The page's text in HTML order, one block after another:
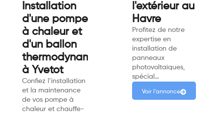
Installation
d'une pompe
à chaleur et
d'un ballon
thermodynamique
à Yvetot
Confiez l’installation
et la maintenance
de vos pompe à
chaleur et chauffe-
l'extérieur au
Havre
Profitez de notre
expertise en
installation de
panneaux
photovoltaïques,
spécial…
Voir l'annonce